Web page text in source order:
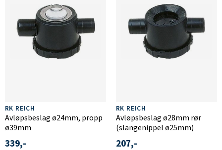
RK REICH
Avløpsbeslag ø24mm, propp
ø39mm
339,-
RK REICH
Avløpsbeslag ø28mm rør
(slangenippel ø25mm)
207,-